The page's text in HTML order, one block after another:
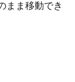
まま移動でき